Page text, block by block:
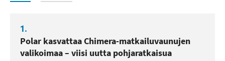
1.
Polar kasvattaa Chimera-matkailuvaunujen
valikoimaa – viisi uutta pohjaratkaisua